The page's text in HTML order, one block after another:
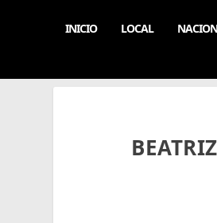
INICIO LOCAL